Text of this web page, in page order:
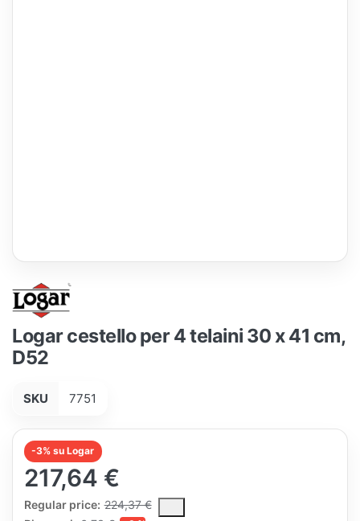
Logar cestello per 4 telaini 30 x 41 cm,
D52
SKU 7751
-3% su Logar
217,64 €
Regular price: 224,37 €
The Regular Price is the median selling price paid by